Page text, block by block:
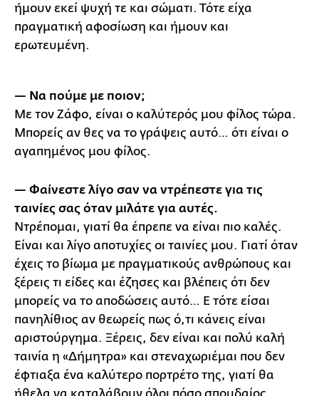
ήμουν εκεί ψυχή τε και σώματι. Τότε είχα
πραγματική αφοσίωση και ήμουν και
ερωτευμένη.
— Να πούμε με ποιον;
Με τον Ζάφο, είναι ο καλύτερός μου φίλος τώρα.
Μπορείς αν θες να το γράψεις αυτό… ότι είναι ο
αγαπημένος μου φίλος.
— Φαίνεστε λίγο σαν να ντρέπεστε για τις
ταινίες σας όταν μιλάτε για αυτές.
Ντρέπομαι, γιατί θα έπρεπε να είναι πιο καλές.
Είναι και λίγο αποτυχίες οι ταινίες μου. Γιατί όταν
έχεις το βίωμα με πραγματικούς ανθρώπους και
ξέρεις τι είδες και έζησες και βλέπεις ότι δεν
μπορείς να το αποδώσεις αυτό… Ε τότε είσαι
πανηλίθιος αν θεωρείς πως ό,τι κάνεις είναι
αριστούργημα. Ξέρεις, δεν είναι και πολύ καλή
ταινία η «Δήμητρα» και στεναχωριέμαι που δεν
έφτιαξα ένα καλύτερο πορτρέτο της, γιατί θα
ήθελα να καταλάβουν όλοι πόσο σπουδαίος